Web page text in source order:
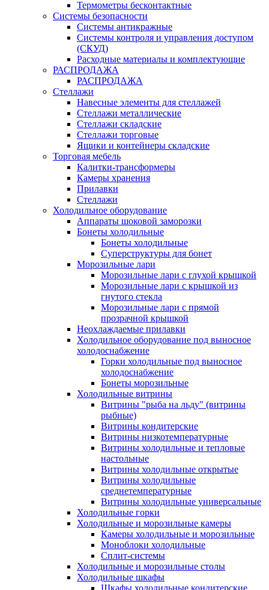
Термометры бесконтактные
Системы безопасности
Системы антикражные
Системы контроля и управления доступом
(СКУД)
Расходные материалы и комплектующие
РАСПРОДАЖА
РАСПРОДАЖА
Стеллажи
Навесные элементы для стеллажей
Стеллажи металлические
Стеллажи складские
Стеллажи торговые
Ящики и контейнеры складские
Торговая мебель
Калитки-трансформеры
Камеры хранения
Прилавки
Стеллажи
Холодильное оборудование
Аппараты шоковой заморозки
Бонеты холодильные
Бонеты холодильные
Суперструктуры для бонет
Морозильные лари
Морозильные лари с глухой крышкой
Морозильные лари с крышкой из
гнутого стекла
Морозильные лари с прямой
прозрачной крышкой
Неохлаждаемые прилавки
Холодильное оборудование под выносное
холодоснабжение
Горки холодильные под выносное
холодоснабжение
Бонеты морозильные
Холодильные витрины
Витрины "рыба на льду" (витрины
рыбные)
Витрины кондитерские
Витрины низкотемпературные
Витрины холодильные и тепловые
настольные
Витрины холодильные открытые
Витрины холодильные
среднетемпературные
Витрины холодильные универсальные
Холодильные горки
Холодильные и морозильные камеры
Камеры холодильные и морозильные
Моноблоки холодильные
Сплит-системы
Холодильные и морозильные столы
Холодильные шкафы
Шкафы холодильные кондитерские